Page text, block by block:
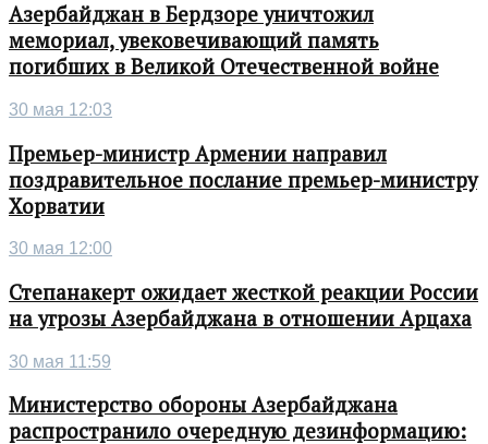
Азербайджан в Бердзоре уничтожил
мемориал, увековечивающий память
погибших в Великой Отечественной войне
30 мая 12:03
Премьер-министр Армении направил
поздравительное послание премьер-министру
Хорватии
30 мая 12:00
Степанакерт ожидает жесткой реакции России
на угрозы Азербайджана в отношении Арцаха
30 мая 11:59
Министерство обороны Азербайджана
распространило очередную дезинформацию: